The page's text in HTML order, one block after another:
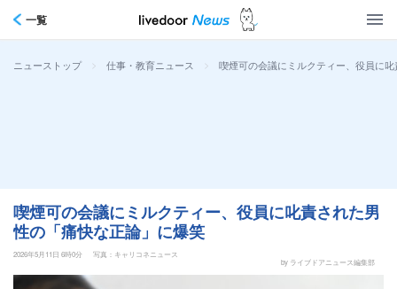
一覧
ニューストップ > 仕事・教育ニュース > 喫煙可の会議にミルクティー、役員に
喫煙可の会議にミルクティー、役員に叱責された男
性の「痛快な正論」に爆笑
2026年5月11日 6時0分
写真：キャリコネニュース
by ライブドアニュース編集部